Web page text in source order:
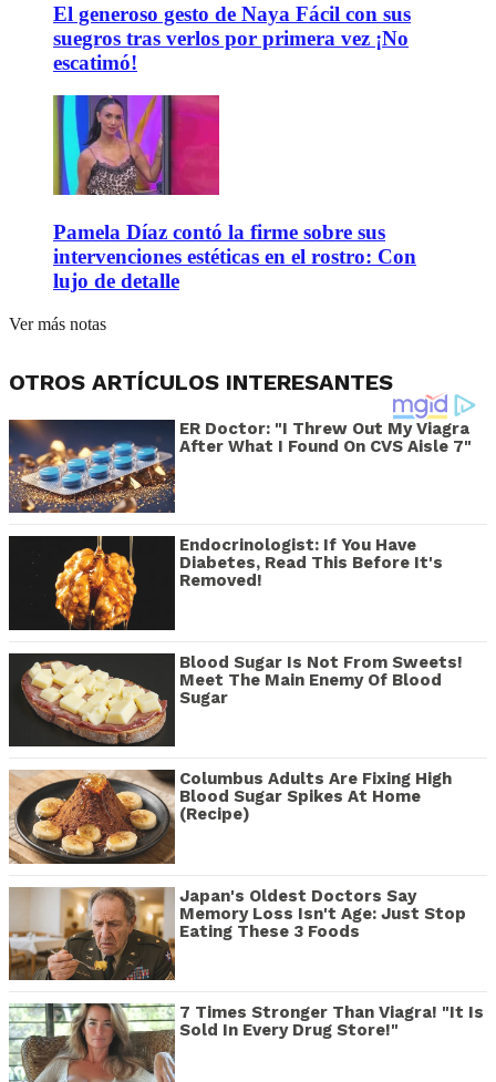
El generoso gesto de Naya Fácil con sus
suegros tras verlos por primera vez ¡No
escatimó!
Pamela Díaz contó la firme sobre sus
intervenciones estéticas en el rostro: Con
lujo de detalle
Ver más notas
OTROS ARTÍCULOS INTERESANTES
ER Doctor: "I Threw Out My Viagra
After What I Found On CVS Aisle 7"
Endocrinologist: If You Have
Diabetes, Read This Before It's
Removed!
Blood Sugar Is Not From Sweets!
Meet The Main Enemy Of Blood
Sugar
Columbus Adults Are Fixing High
Blood Sugar Spikes At Home
(Recipe)
Japan's Oldest Doctors Say
Memory Loss Isn't Age: Just Stop
Eating These 3 Foods
7 Times Stronger Than Viagra! "It Is
Sold In Every Drug Store!"